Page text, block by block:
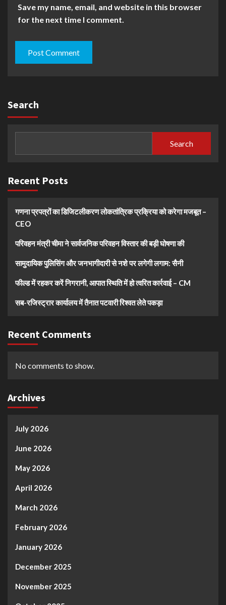
Save my name, email, and website in this browser
for the next time I comment.
Search
Search
Recent Posts
गणना प्रपत्रों का डिजिटलीकरण लोकतांत्रिक प्रक्रिया को करेगा मजबूत –
CEO
परिवहन मंत्री चीमा ने सार्वजनिक परिवहन विस्तार की बड़ी घोषणा की
सामुदायिक पुलिसिंग और जनभागीदारी से नशे पर लगेगी लगाम: सैनी
फील्ड में रहकर करें निगरानी, आपात स्थिति में हो त्वरित कार्रवाई – CM
सब-रजिस्ट्रार कार्यालय में तैनात पटवारी रिश्वत लेते पकड़ा
Recent Comments
No comments to show.
Archives
July 2026
June 2026
May 2026
April 2026
March 2026
February 2026
January 2026
December 2025
November 2025